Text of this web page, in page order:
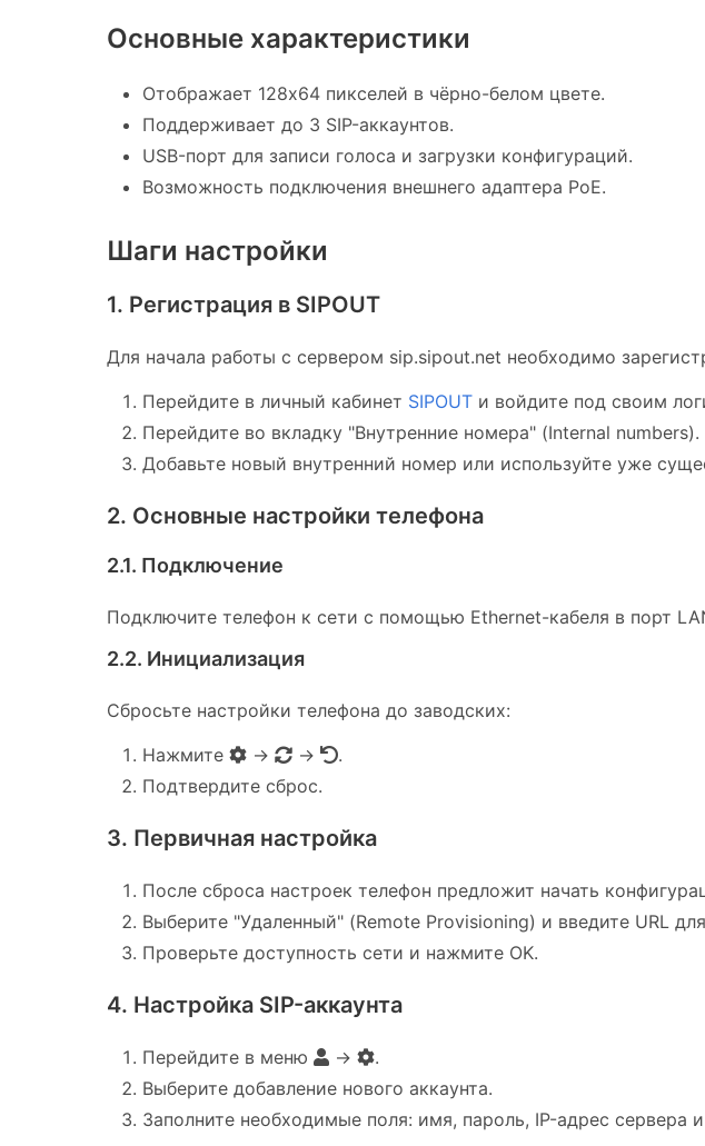
Основные характеристики
Отображает 128x64 пикселей в чёрно-белом цвете.
Поддерживает до 3 SIP-аккаунтов.
USB-порт для записи голоса и загрузки конфигураций.
Возможность подключения внешнего адаптера PoE.
Шаги настройки
1. Регистрация в SIPOUT
Для начала работы с сервером sip.sipout.net необходимо
Перейдите в личный кабинет SIPOUT и войдите под своим
Перейдите во вкладку "Внутренние номера" (Internal numbers).
Добавьте новый внутренний номер или используйте уже
2. Основные настройки телефона
2.1. Подключение
Подключите телефон к сети с помощью Ethernet-кабеля в порт
2.2. Инициализация
Сбросьте настройки телефона до заводских:
Нажмите
→ →
.
Подтвердите сброс.
3. Первичная настройка
После сброса настроек телефон предложит начать
Выберите "Удаленный" (Remote Provisioning) и введите URL
Проверьте доступность сети и нажмите OK.
4. Настройка SIP-аккаунта
Перейдите в меню →
.
Выберите добавление нового аккаунта.
Заполните необходимые поля: имя, пароль, IP-адрес сервера и